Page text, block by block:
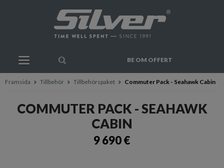
BE OM OFFERT
Framsida Tillbehör Tillbehörspaket Commuter Pack - Seahawk Cabin
COMMUTER PACK - SEAHAWK
CABIN
9 690 €